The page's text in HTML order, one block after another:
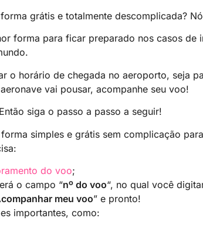
grátis e totalmente descomplicada?
forma para ficar preparado nos casos de
o horário de chegada no aeroporto, seja
vai pousar, acompanhe seu voo!
siga o passo a passo a seguir!
simples e grátis sem complicação
do voo;
o campo “nº do voo“, no qual você
meu voo” e pronto!
importantes, como: